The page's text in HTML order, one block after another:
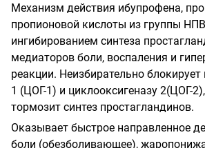
Механизм действия ибупрофена,
пропионовой кислоты из группы
ингибированием синтеза
медиаторов боли, воспаления и
реакции. Неизбирательно блокирует
1 (ЦОГ-1) и циклооксигеназу 2(ЦОГ-
тормозит синтез простагландинов.
Оказывает быстрое направленное
боли (обезболивающее),